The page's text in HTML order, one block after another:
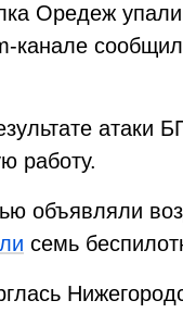
Оредеж
канале сообщил
атаки
работу.
объявляли
семь